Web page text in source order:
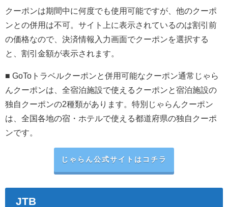
クーポンは期間中に何度でも使用可能ですが、他のクーポ
ンとの併用は不可。サイト上に表示されているのは割引前
の価格なので、決済情報入力画面でクーポンを選択する
と、割引金額が表示されます。
■ GoToトラベルクーポンと併用可能なクーポン通常じゃら
んクーポンは、 全宿泊施設で使えるクーポンと宿泊施設の
独自クーポンの2種類があります。 特別じゃらんクーポン
は、全国各地の宿・ホテルで使える都道府県の独自クーポ
ンです。
じゃらん公式サイトはコチラ
JTB